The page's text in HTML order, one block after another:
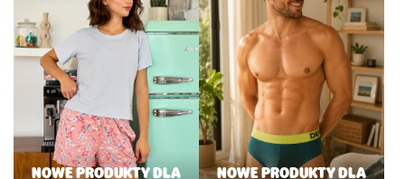
NOWE PRODUKTY DLA
NOWE PRODUKTY DLA